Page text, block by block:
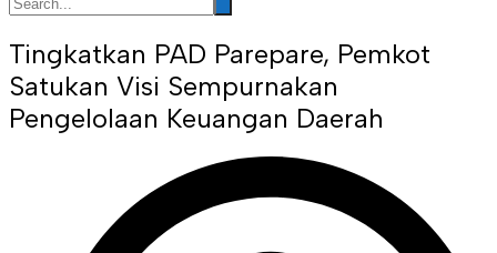
Tingkatkan PAD Parepare, Pemkot
Satukan Visi Sempurnakan
Pengelolaan Keuangan Daerah